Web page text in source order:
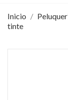
Inicio
tinte